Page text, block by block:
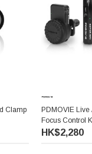
Clamp
PDMOVIE Live
Focus Control
軌適用
HK$2,280